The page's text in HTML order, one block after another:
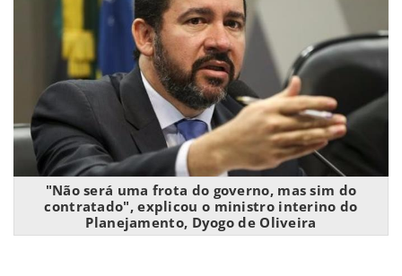
"Não será uma frota do governo, mas sim do
contratado", explicou o ministro interino do
Planejamento, Dyogo de Oliveira